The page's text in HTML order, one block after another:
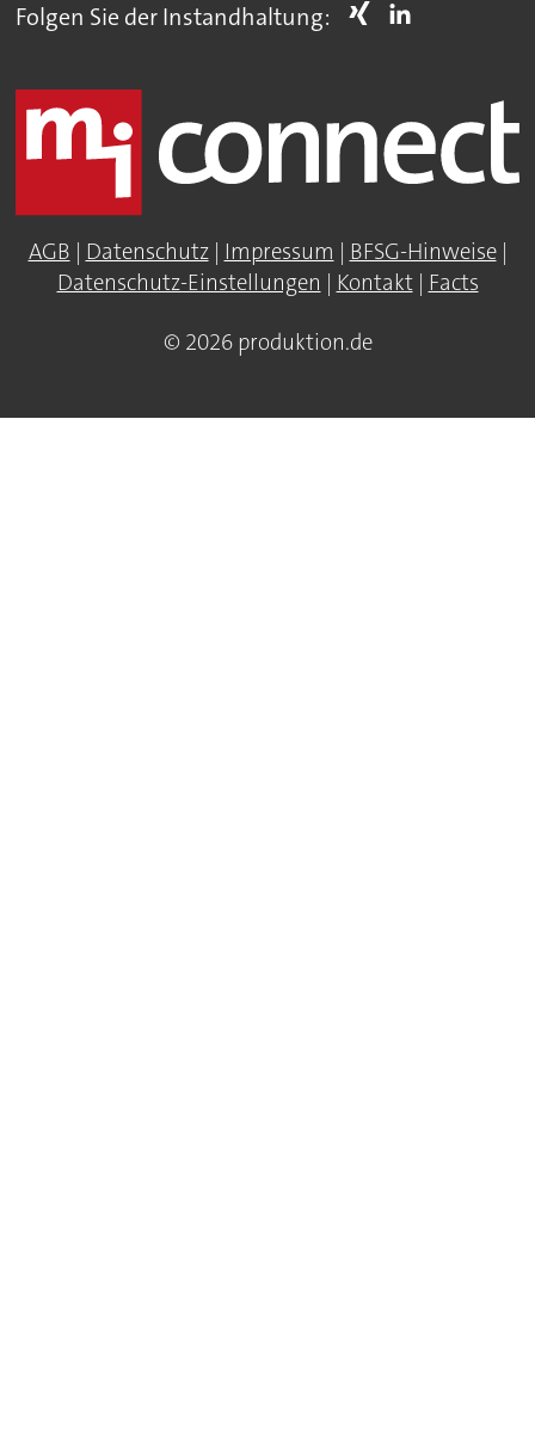
Folgen Sie der Instandhaltung:
AGB | Datenschutz| Impressum | BFSG-Hinweise|
Datenschutz-Einstellungen | Kontakt| Facts
© 2026 produktion.de